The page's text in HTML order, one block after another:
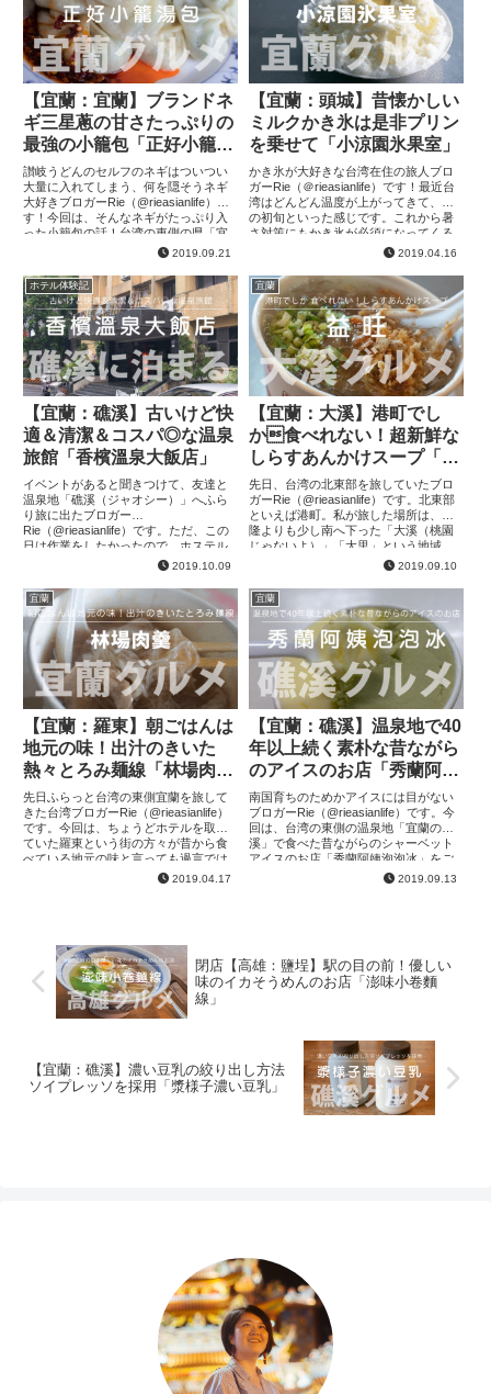
【宜蘭：宜蘭】ブランドネ
ギ三星蔥の甘さたっぷりの
最強の小籠包「正好小籠湯
包（宜蘭總店）」
讃岐うどんのセルフのネギはついつい
大量に入れてしまう、何を隠そうネギ
大好きブロガーRie（@rieasianlife）で
す！今回は、そんなネギがたっぷり入
った小籠包の話！台湾の東側の県「宜
蘭」の名物はあまーい「三星葱（サン
2019.09.21
【宜蘭：頭城】昔懐かしい
ミルクかき氷は是非プリン
を乗せて「小涼園氷果室」
かき氷が大好きな台湾在住の旅人ブロ
ガーRie（＠rieasianlife）です！最近台
湾はどんどん温度が上がってきて、夏
の初旬といった感じです。これから暑
さ対策にもかき氷が必須になってくる
季節！←嬉しい今回は、宜蘭に旅した
2019.04.16
ホテル体験記
【宜蘭：礁溪】古いけど快
適＆清潔＆コスパ◎な温泉
旅館「香檳溫泉大飯店」
イベントがあると聞きつけて、友達と
温泉地「礁溪（ジャオシー）」へふら
り旅に出たブロガー
Rie（@rieasianlife）です。ただ、この
日は作業をしたかったので、ホステル
ではなく、静かなホテルに泊まりまし
テ...
2019.10.09
宜蘭
【宜蘭：大溪】港町でし
か食べれない！超新鮮な
しらすあんかけスープ「益
旺」
先日、台湾の北東部を旅していたブロ
ガーRie（@rieasianlife）です。北東部
といえば港町。私が旅した場所は、基
隆よりも少し南へ下った「大溪（桃園
じゃないよ）」「大里」という地域。
そこで食べた「しらすあんかけスー
2019.09.10
宜蘭
【宜蘭：羅東】朝ごはんは
地元の味！出汁のきいた
熱々とろみ麺線「林場肉
羹」
先日ふらっと台湾の東側宜蘭を旅して
きた台湾ブロガーRie（@rieasianlife）
です。今回は、ちょうどホテルを取っ
ていた羅東という街の方々が昔から食
べている地元の味と言っても過言では
ない朝ごはん「林場肉羹」をご紹介し
2019.04.17
宜蘭
【宜蘭：礁溪】温泉地で40
年以上続く素朴な昔ながら
のアイスのお店「秀蘭阿姨
泡泡冰」
南国育ちのためかアイスには目がない
ブロガーRie（@rieasianlife）です。今
回は、台湾の東側の温泉地「宜蘭の礁
溪」で食べた昔ながらのシャーベット
アイスのお店「秀蘭阿姨泡泡冰」をご
紹介。外観からして結構な歴史があり
2019.09.13
閉店【高雄：鹽埕】駅の目の前！優しい
味のイカそうめんのお店「澎味小卷麵
線」
【宜蘭：礁溪】濃い豆乳の絞り出し方法
ソイプレッソを採用「漿様子濃い豆乳」